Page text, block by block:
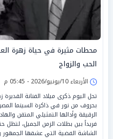
محطات مثيرة في حياة زهرة
الحب والزواج
الأربعاء 10/يونيو/2026 - 05:45 م
تحل اليوم ذكرى ميلاد الفنانة
بحروف من نور في ذاكرة السينما
الرقيقة وأدائها التمثيلي المتقن
فريداً بين بطلات الزمن الجميل، لتظل
الشاشة الفضية التي عشقها الجمهور